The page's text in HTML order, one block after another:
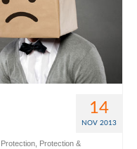
14
NOV 2013
Protection Protection &